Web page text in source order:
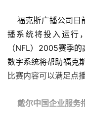
福克斯广播公司日
播系统将投入运行
（NFL）2005赛季
数字系统将帮助福克
比赛内容可以满足点
戴尔中国企业服务